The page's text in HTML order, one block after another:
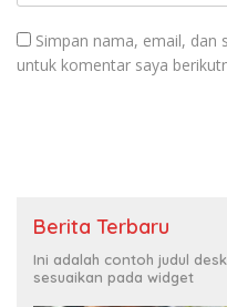
Simpan nama, email, dan
untuk komentar saya
Berita Terbaru
Ini adalah contoh judul
sesuaikan pada widget